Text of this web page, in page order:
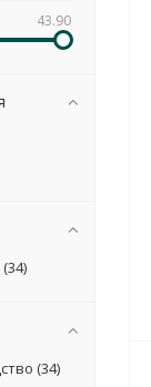
43.90
34)
(34)